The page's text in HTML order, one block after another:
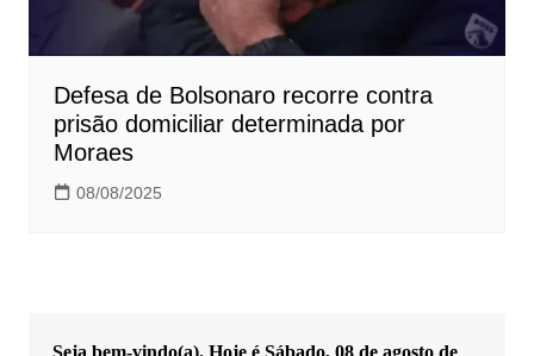
Defesa de Bolsonaro recorre contra
prisão domiciliar determinada por
Moraes
08/08/2025
Seja bem-vindo(a). Hoje é Sábado, 08 de agosto de